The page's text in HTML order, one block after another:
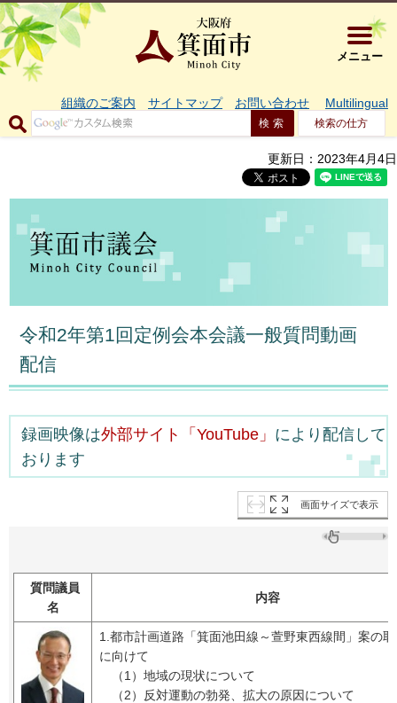
大阪府箕
メニュー
組織のご案内 サイトマップ お問い合わせ Multilingual
検索の仕方
更新日：2023年4月4日
令和2年第1回定例会本会議一般質問動画
配信
録画映像は外部サイト「YouTube」 により配信して
おります
画面サイズで表示
質問議員
名
内容
1.都市計画道路「箕面池田線～萱野東西線間」案の
に向けて
（1）地域の現状について
（2）反対運動の勃発、拡大の原因について